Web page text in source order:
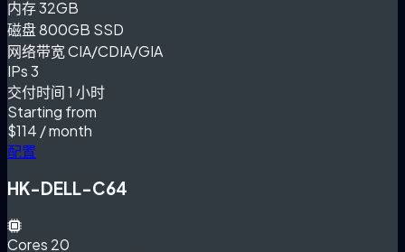
内存32GB
磁盘800GB SSD
网络带宽CIA/CDIA/GIA
IPs3
交付时间1 小时
Starting from
$114 / month
配置
HK-DELL-C64
Cores 20